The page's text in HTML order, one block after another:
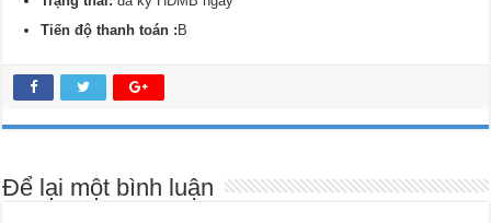
Tiến độ thanh toán : B
Để lại một bình luận